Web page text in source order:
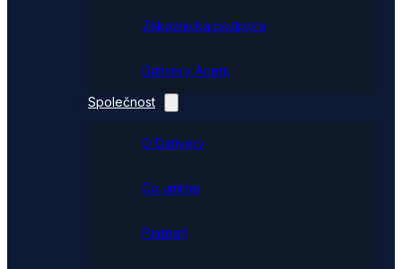
Zákaznická podpora
Dativery Agent
Společnost
O Dativery
Co umíme
Partneři